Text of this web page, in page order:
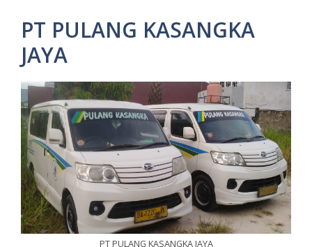
PT PULANG KASANGKA
JAYA
PT PULANG KASANGKA JAYA